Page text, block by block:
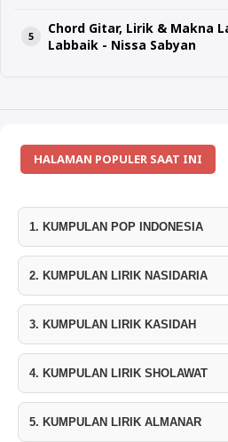
Chord Gitar, Lirik & Makna
Labbaik - Nissa Sabyan
HALAMAN POPULER SAAT INI
1. KUMPULAN POP INDONESIA
2. KUMPULAN LIRIK NASIDARIA
3. KUMPULAN LIRIK KASIDAH
4. KUMPULAN LIRIK SHOLAWAT
5. KUMPULAN LIRIK ALMANAR